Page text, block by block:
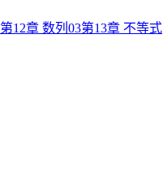
第12章 数列 03第13章 不等式